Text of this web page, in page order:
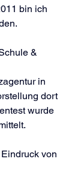
bin ich
&
in
dort
wurde
von